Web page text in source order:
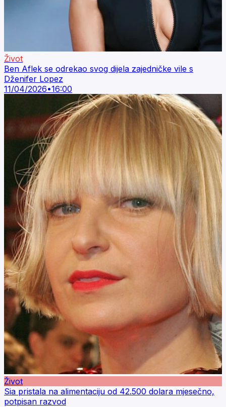
Život
Ben Aflek se odrekao svog dijela zajedničke vile s
Dženifer Lopez
11/04/2026•16:00
Život
Sia pristala na alimentaciju od 42.500 dolara mjesečno,
potpisan razvod